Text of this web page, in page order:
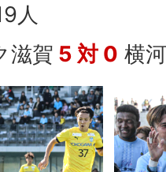
人
滋賀 5 対 0 横